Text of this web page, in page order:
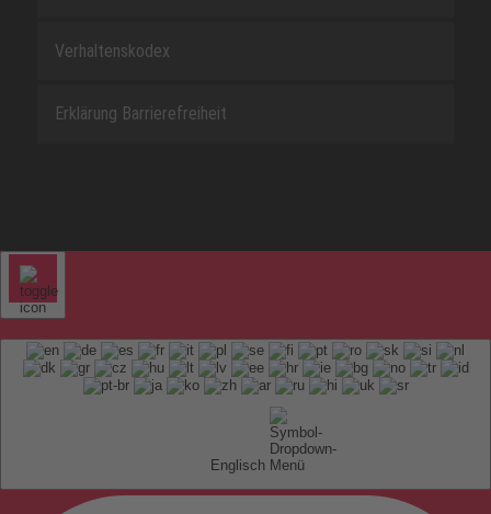
Verhaltenskodex
Erklärung Barrierefreiheit
Englisch